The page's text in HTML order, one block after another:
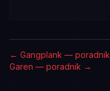
← Gangplank — poradnik
Garen — poradnik →